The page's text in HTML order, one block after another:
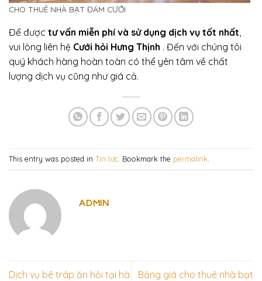
CHO THUÊ NHÀ BẠT ĐÁM CƯỚI
Để được tư vấn miễn phí và sử dụng dịch vụ tốt nhất,
vui lòng liên hệ Cưới hỏi Hưng Thịnh . Đến với chúng tôi
quý khách hàng hoàn toàn có thể yên tâm về chất
lượng dịch vụ cũng như giá cả.
This entry was posted in Tin tức . Bookmark the permalink
ADMIN
Dịch vụ bê tráp ăn hỏi tại hà
Bảng giá cho thuê nhà bạt